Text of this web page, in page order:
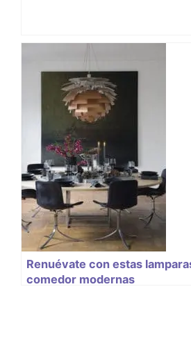
Renuévate con estas
comedor modernas